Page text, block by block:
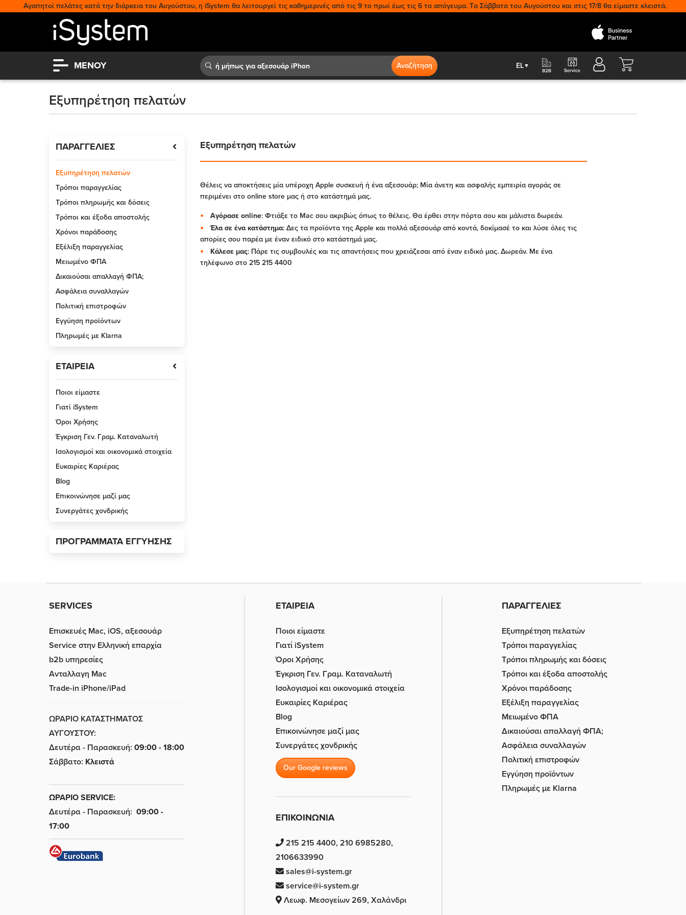
Αγαπητοί πελάτες κατά την διάρκεια του Αυγούστου, η iSystem θα λειτουργεί τις καθημερινές από τις 9 το πρωί έως τις 6 το απόγευμα. Tα Σάββατα του Αυγούστου και στις 17/8 θα είμαστε κλειστά.
ΜΕΝΟΥ Αναζήτηση EL▼ Cart
Εξυπηρέτηση πελατών
ΠΑΡΑΓΓΕΛΙΕΣ
Εξυπηρέτηση πελατών
Τρόποι παραγγελίας
Τρόποι πληρωμής και δόσεις
Τρόποι και έξοδα αποστολής
Χρόνοι παράδοσης
Εξέλιξη παραγγελίας
Μειωμένο ΦΠΑ
Δικαιούσαι απαλλαγή ΦΠΑ;
Ασφάλεια συναλλαγών
Πολιτική επιστροφών
Εγγύηση προϊόντων
Πληρωμές με Klarna
ΕΤΑΙΡΕΙΑ
Ποιοι είμαστε
Γιατί iSystem
Όροι Χρήσης
Έγκριση Γεν. Γραμ. Καταναλωτή
Ισολογισμοί και οικονομικά στοιχεία
Ευκαιρίες Καριέρας
Blog
Επικοινώνησε μαζί μας
Συνεργάτες χονδρικής
ΠΡΟΓΡΑΜΜΑΤΑ ΕΓΓΥΗΣΗΣ
Εξυπηρέτηση πελατών
Θέλεις να αποκτήσεις μία υπέροχη Apple συσκευή ή ένα αξεσουάρ; Μία άνετη και ασφαλής εμπειρία αγοράς σε
περιμένει στο online store μας ή στo κατάστημά μας.
Αγόρασε online: Φτιάξε το Mac σου ακριβώς όπως το θέλεις. Θα έρθει στην πόρτα σου και μάλιστα δωρεάν.
Έλα σε ένα κατάστημα: Δες τα προϊόντα της Apple και πολλά αξεσουάρ από κοντά, δοκίμασέ το και λύσε όλες τις
απορίες σου παρέα με έναν ειδικό στο κατάστημά μας.
Κάλεσε μας: Πάρε τις συμβουλές και τις απαντήσεις που χρειάζεσαι από έναν ειδικό μας. Δωρεάν. Με ένα
τηλέφωνο στο 215 215 4400
SERVICES
Επισκευές Mac, iOS, αξεσουάρ
Service στην Eλληνική επαρχία
b2b υπηρεσίες
Ανταλλαγη Mac
Trade-in iPhone/iPad
ΩΡΑΡΙΟ ΚΑΤΑΣΤΗΜΑΤΟΣ
ΑΥΓΟΥΣΤΟΥ:
Δευτέρα - Παρασκευή: 09:00 - 18:00
Σάββατο: Κλειστά
ΩΡΑΡΙΟ SERVICE:
Δευτέρα - Παρασκευή: 09:00 -
17:00
ΕΤΑΙΡΕΙΑ
Ποιοι είμαστε
Γιατί iSystem
Όροι Χρήσης
Έγκριση Γεν. Γραμ. Καταναλωτή
Ισολογισμοί και οικονομικά στοιχεία
Ευκαιρίες Καριέρας
Blog
Επικοινώνησε μαζί μας
Συνεργάτες χονδρικής
Our Google reviews
ΕΠΙΚΟΙΝΩΝΙΑ
215 215 4400, 210 6985280,
2106633990
sales@i-system.gr
service@i-system.gr
Λεωφ. Μεσογείων 269, Χαλάνδρι
ΠΑΡΑΓΓΕΛΙΕΣ
Εξυπηρέτηση πελατών
Τρόποι παραγγελίας
Τρόποι πληρωμής και δόσεις
Τρόποι και έξοδα αποστολής
Χρόνοι παράδοσης
Εξέλιξη παραγγελίας
Μειωμένο ΦΠΑ
Δικαιούσαι απαλλαγή ΦΠΑ;
Ασφάλεια συναλλαγών
Πολιτική επιστροφών
Εγγύηση προϊόντων
Πληρωμές με Klarna